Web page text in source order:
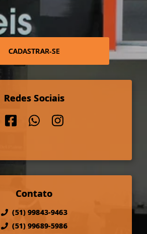
CADASTRAR-SE
Redes Sociais
Contato
(51) 99843-9463
(51) 99689-5986